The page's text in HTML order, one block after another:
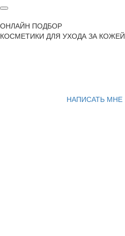
ОНЛАЙН ПОДБОР
КОСМЕТИКИ ДЛЯ УХОДА ЗА КОЖЕЙ
НАПИСАТЬ МНЕ